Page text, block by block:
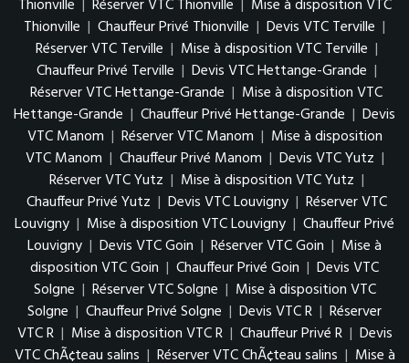
Thionville | Réserver VTC Thionville | Mise à disposition VTC
Thionville | Chauffeur Privé Thionville | Devis VTC Terville |
Réserver VTC Terville | Mise à disposition VTC Terville |
Chauffeur Privé Terville | Devis VTC Hettange-Grande |
Réserver VTC Hettange-Grande | Mise à disposition VTC
Hettange-Grande | Chauffeur Privé Hettange-Grande | Devis
VTC Manom | Réserver VTC Manom | Mise à disposition
VTC Manom | Chauffeur Privé Manom | Devis VTC Yutz |
Réserver VTC Yutz | Mise à disposition VTC Yutz |
Chauffeur Privé Yutz | Devis VTC Louvigny | Réserver VTC
Louvigny | Mise à disposition VTC Louvigny | Chauffeur Privé
Louvigny | Devis VTC Goin | Réserver VTC Goin | Mise à
disposition VTC Goin | Chauffeur Privé Goin | Devis VTC
Solgne | Réserver VTC Solgne | Mise à disposition VTC
Solgne | Chauffeur Privé Solgne | Devis VTC R | Réserver
VTC R | Mise à disposition VTC R | Chauffeur Privé R | Devis
VTC ChÃ¢teau salins | Réserver VTC ChÃ¢teau salins | Mise à